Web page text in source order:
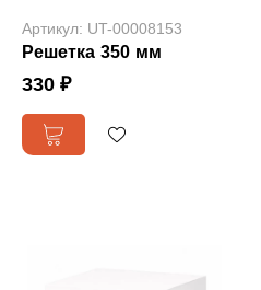
Артикул: UT-00008153
Решетка 350 мм
330 ₽